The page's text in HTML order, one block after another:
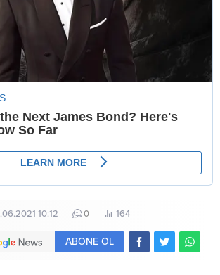
10:12 0 164
ABONE OL